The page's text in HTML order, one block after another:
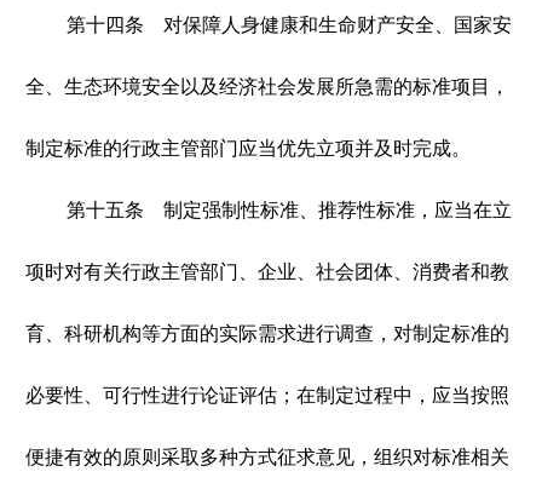
第十四条 对保障人身健康和生命财产安全、国家安
全、生态环境安全以及经济社会发展所急需的标准项目，
制定标准的行政主管部门应当优先立项并及时完成。
第十五条 制定强制性标准、推荐性标准，应当在立
项时对有关行政主管部门、企业、社会团体、消费者和教
育、科研机构等方面的实际需求进行调查，对制定标准的
必要性、可行性进行论证评估；在制定过程中，应当按照
便捷有效的原则采取多种方式征求意见，组织对标准相关